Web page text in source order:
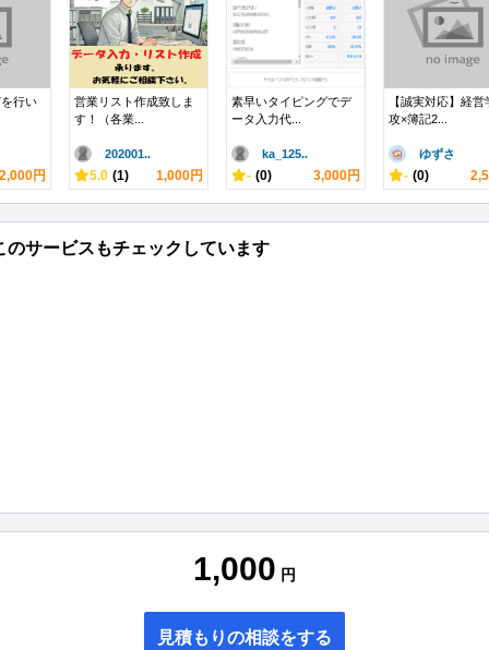
行い
2,000円
営業リスト作成致しま
す！（各業...
202001..
5.0 (1) 1,000円
素早いタイピングでデ
ータ入力代...
ka_125..
- (0) 3,000円
【誠実対応】経営
攻×簿記2...
ゆずさ
- (0)
サービスもチェックしています
1,000 円
見積もりの相談をする